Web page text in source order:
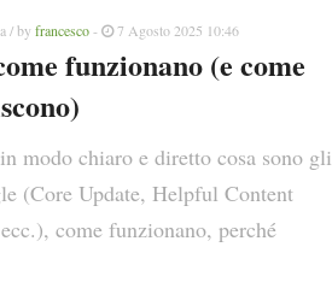
/ by francesco- 7 Agosto 2025 10:46
funzionano (e come
modo chiaro e diretto cosa sono gli
(Core Update, Helpful Content
come funzionano, perché